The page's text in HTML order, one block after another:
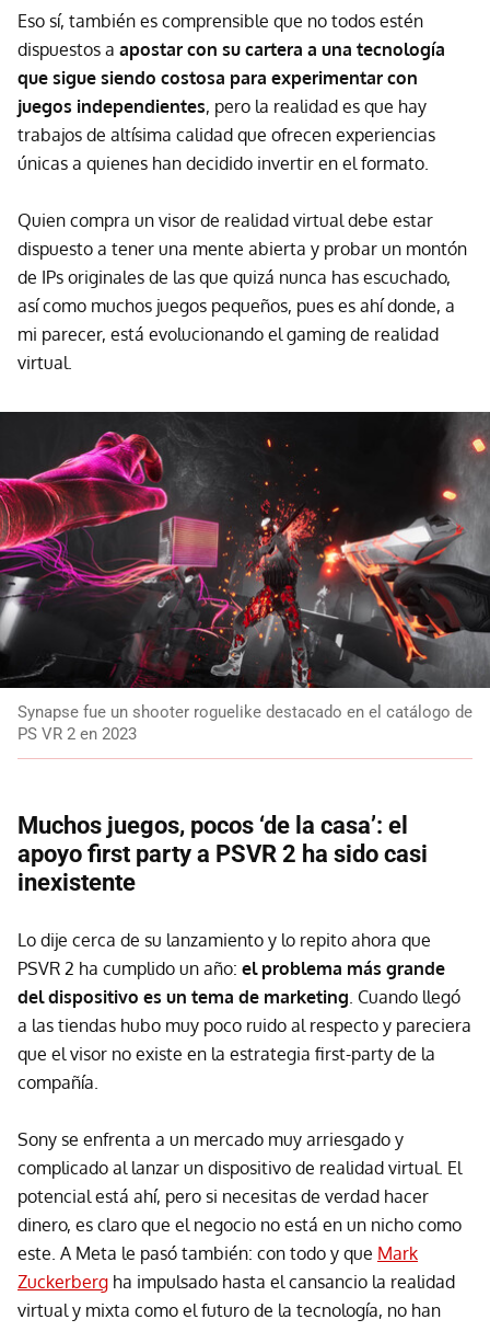
Eso sí, también es comprensible que no todos estén
dispuestos a apostar con su cartera a una tecnología
que sigue siendo costosa para experimentar con
juegos independientes, pero la realidad es que hay
trabajos de altísima calidad que ofrecen experiencias
únicas a quienes han decidido invertir en el formato.
Quien compra un visor de realidad virtual debe estar
dispuesto a tener una mente abierta y probar un montón
de IPs originales de las que quizá nunca has escuchado,
así como muchos juegos pequeños, pues es ahí donde, a
mi parecer, está evolucionando el gaming de realidad
virtual.
Synapse fue un shooter roguelike destacado en el catálogo de
PS VR 2 en 2023
Muchos juegos, pocos ‘de la casa’: el
apoyo first party a PSVR 2 ha sido casi
inexistente
Lo dije cerca de su lanzamiento y lo repito ahora que
PSVR 2 ha cumplido un año: el problema más grande
del dispositivo es un tema de marketing . Cuando llegó
a las tiendas hubo muy poco ruido al respecto y pareciera
que el visor no existe en la estrategia first-party de la
compañía.
Sony se enfrenta a un mercado muy arriesgado y
complicado al lanzar un dispositivo de realidad virtual. El
potencial está ahí, pero si necesitas de verdad hacer
dinero, es claro que el negocio no está en un nicho como
este. A Meta le pasó también: con todo y que Mark
Zuckerberg ha impulsado hasta el cansancio la realidad
virtual y mixta como el futuro de la tecnología, no han